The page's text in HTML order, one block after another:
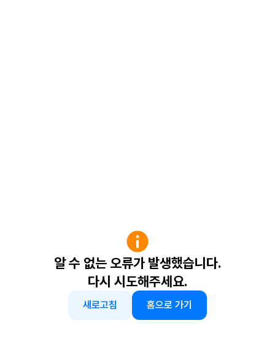
알 수 없는 오류가 발생했습니다.
다시 시도해주세요.
새로고침 홈으로 가기